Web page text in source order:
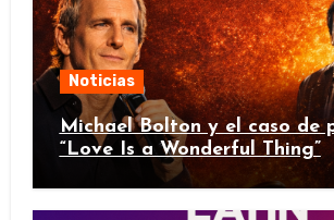
Noticias
Michael Bolton y el caso de
“Love Is a Wonderful Thing”